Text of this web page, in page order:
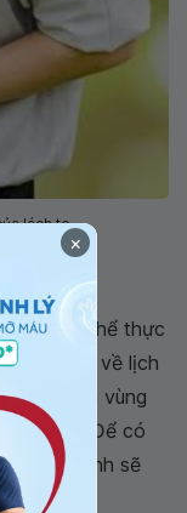
lách to
sĩ có thể thực
hiện hỏi về lịch
kiểm tra vùng
sườn. Để có
người bệnh sẽ
như:
×